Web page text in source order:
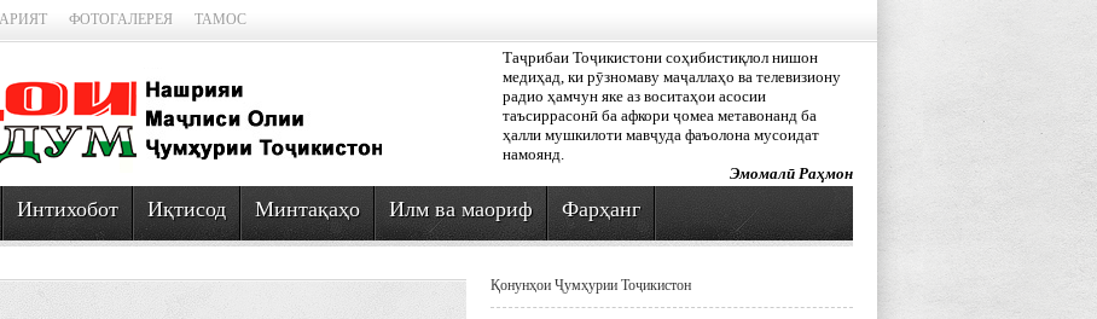
ФОТОГАЛЕРЕЯ ТАМОС
Таҷрибаи Тоҷикистони соҳибистиқлол нишон
медиҳад, ки рӯзномаву маҷаллаҳо ва телевизиону
радио ҳамчун яке аз воситаҳои асосии
таъсиррасонӣ ба афкори ҷомеа метавонанд ба
ҳалли мушкилоти мавҷуда фаъолона мусоидат
намоянд.
Эмомалӣ Раҳмон
Интихобот Иқтисод Минтақаҳо Илм ва маориф Фарҳанг
Қонунҳои Ҷумҳурии Тоҷикистон